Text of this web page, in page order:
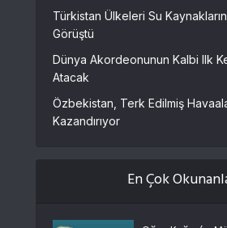
Türkistan Ülkeleri Su
Görüştü
Dünya Akordeonunun Kalbi Ilk
Atacak
Özbekistan, Terk Edilmiş
Kazandırıyor
En Çok